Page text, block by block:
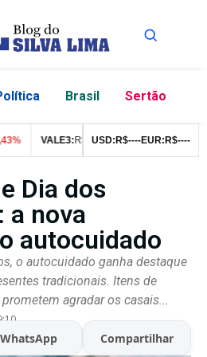
Brasil Sertão
VALE3:R$76,99▼ 2,49% ITUB4:R$
USD: R$----EUR: R$----
Dia dos
a nova
autocuidado
o autocuidado ganha destaque
tradicionais. Itens de
agradar os casais...
WhatsApp Compartilhar